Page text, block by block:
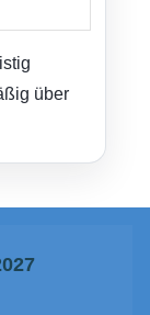
über